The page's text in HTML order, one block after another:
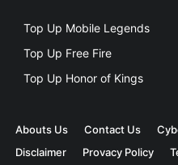
Top Up Mobile Legends
Top Up Free Fire
Top Up Honor of Kings
Abouts Us Contact Us
Disclaimer
Provacy Policy